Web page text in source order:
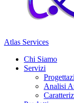
Atlas Services
Chi Siamo
Servizi
Analisi